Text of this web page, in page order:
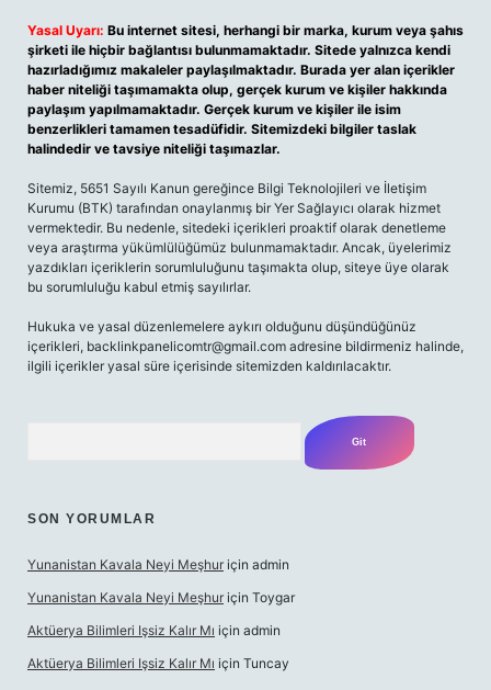
Yasal Uyarı: Bu internet sitesi, herhangi bir marka, kurum veya şahıs
şirketi ile hiçbir bağlantısı bulunmamaktadır. Sitede yalnızca kendi
hazırladığımız makaleler paylaşılmaktadır. Burada yer alan içerikler
haber niteliği taşımamakta olup, gerçek kurum ve kişiler hakkında
paylaşım yapılmamaktadır. Gerçek kurum ve kişiler ile isim
benzerlikleri tamamen tesadüfidir. Sitemizdeki bilgiler taslak
halindedir ve tavsiye niteliği taşımazlar.
Sitemiz, 5651 Sayılı Kanun gereğince Bilgi Teknolojileri ve İletişim
Kurumu (BTK) tarafından onaylanmış bir Yer Sağlayıcı olarak hizmet
vermektedir. Bu nedenle, sitedeki içerikleri proaktif olarak denetleme
veya araştırma yükümlülüğümüz bulunmamaktadır. Ancak, üyelerimiz
yazdıkları içeriklerin sorumluluğunu taşımakta olup, siteye üye olarak
bu sorumluluğu kabul etmiş sayılırlar.
Hukuka ve yasal düzenlemelere aykırı olduğunu düşündüğünüz
içerikleri, backlinkpanelicomtr@gmail.com adresine bildirmeniz halinde,
ilgili içerikler yasal süre içerisinde sitemizden kaldırılacaktır.
SON YORUMLAR
Yunanistan Kavala Neyi Meşhur için admin
Yunanistan Kavala Neyi Meşhur için Toygar
Aktüerya Bilimleri Işsiz Kalır Mı için admin
Aktüerya Bilimleri Işsiz Kalır Mı için Tuncay